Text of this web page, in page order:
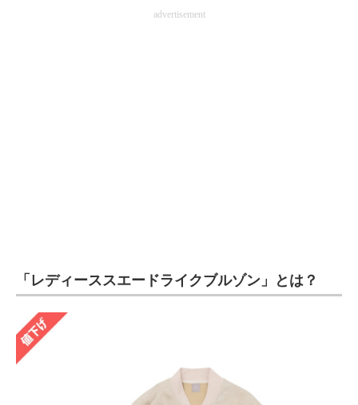
企業向けIT製品の総合サイト
ちょっと気になるネットの話題
advertisement
「レディーススエードライクブルゾン」とは？